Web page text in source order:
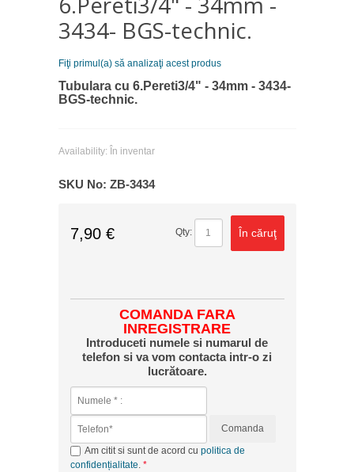
3434- BGS-technic.
Fiţi primul(a) să analizaţi acest produs
Tubulara cu 6.Pereti3/4" - 34mm - 3434-
BGS-technic.
Availability: În inventar
SKU No: ZB-3434
7,90 € Qty: În căruţ
COMANDA FARA
INREGISTRARE
Introduceti numele si numarul de
telefon si va vom contacta intr-o zi
lucrătoare.
Comanda
Am citit si sunt de acord cu politica de
confidențialitate.